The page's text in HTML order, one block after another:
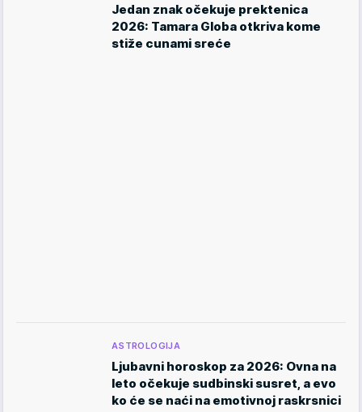
Jedan znak očekuje prektenica
2026: Tamara Globa otkriva kome
stiže cunami sreće
ASTROLOGIJA
Ljubavni horoskop za 2026: Ovna na
leto očekuje sudbinski susret, a evo
ko će se naći na emotivnoj raskrsnici